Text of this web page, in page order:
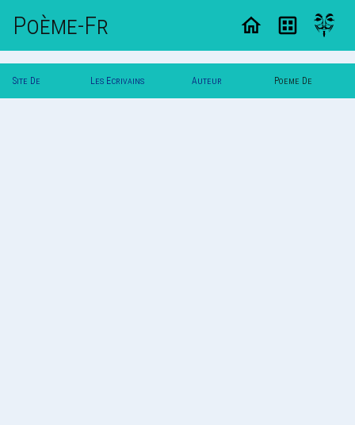
Poème-Fr
Site De Les Ecrivains Auteur Poeme De